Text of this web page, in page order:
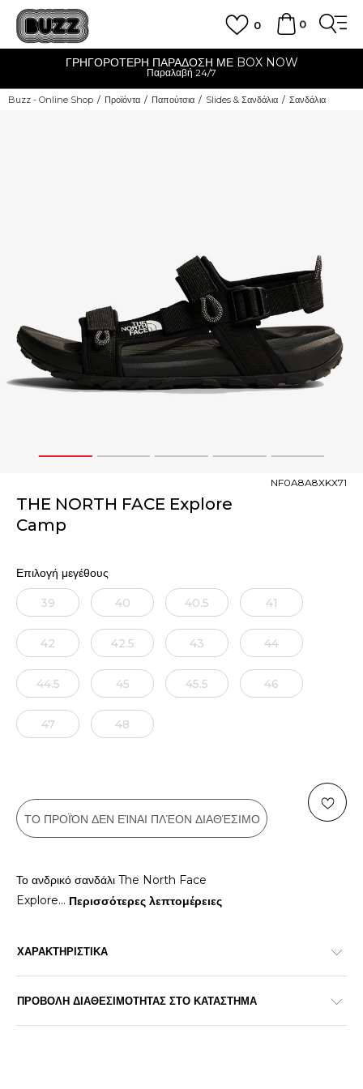
0
0
ΓΡΗΓΟΡΟΤΕΡΗ ΠΑΡΑΔΟΣΗ ΜΕ BOX NOW
Παραλαβή 24/7
Buzz - Online Shop Προϊόντα Παπούτσια Slides & Σανδάλια Σανδάλια
1 2 3 4 5
THE NORTH FACE Explore
Camp
NF0A8A8XKX71
Επιλογή μεγέθους
39 40 40.5 41
42 42.5 43 44
44.5 45 45.5 46
47 48
ΤΟ ΠΡΟΪΌΝ ΔΕΝ ΕΊΝΑΙ ΠΛΈΟΝ ΔΙΑΘΈΣΙΜΟ
Το ανδρικό σανδάλι The North Face
Explore... Περισσότερες λεπτομέρειες
ΧΑΡΑΚΤΗΡΙΣΤΙΚΑ
ΠΡΟΒΟΛΗ ΔΙΑΘΕΣΙΜΟΤΗΤΑΣ ΣΤΟ ΚΑΤΑΣΤΗΜΑ